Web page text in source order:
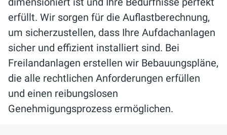
erfüllt. Wir sorgen für die Auflastberechnung,
um sicherzustellen, dass Ihre Aufdachanlagen
sicher und effizient installiert sind. Bei
Freilandanlagen erstellen wir Bebauungspläne,
die alle rechtlichen Anforderungen erfüllen
und einen reibungslosen
Genehmigungsprozess ermöglichen.